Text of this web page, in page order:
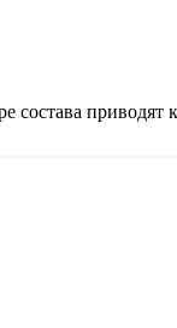
состава приводят